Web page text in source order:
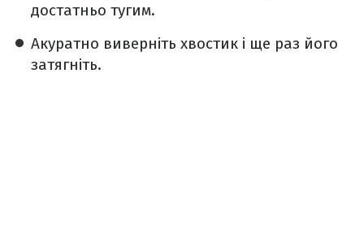
достатньо тугим.
Акуратно виверніть хвостик і ще раз його
затягніть.